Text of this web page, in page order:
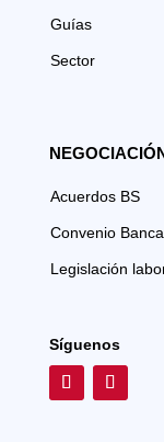
Guías
Sector
Acuerdos BS
Convenio Banca
Legislación
Síguenos